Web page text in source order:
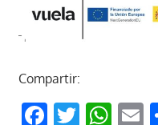
Compartir:
Facebook